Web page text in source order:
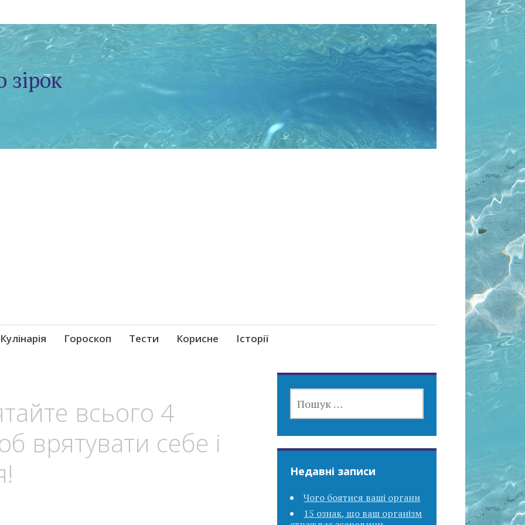
зірок
Кулінарія Гороскоп Тести Корисне Історії
всього 4
врятувати себе і
Недавні записи
Чого боятися ваші органи
15 ознак, що ваш організм